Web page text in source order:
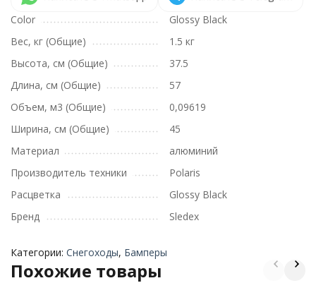
Color
Glossy Black
Вес, кг (Общие)
1.5 кг
Высота, см (Общие)
37.5
Длина, см (Общие)
57
Объем, м3 (Общие)
0,09619
Ширина, см (Общие)
45
Материал
алюминий
Производитель техники
Polaris
Расцветка
Glossy Black
Бренд
Sledex
Категории: Снегоходы, Бамперы
Похожие товары